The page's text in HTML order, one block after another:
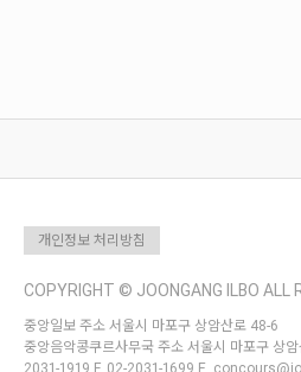
개인정보 처리방침
COPYRIGHT © JOONGANG ILBO ALL
중앙일보 주소 서울시 마포구 상암산로 48-6
중앙음악콩쿠르사무국 주소 서울시 마포구 상
2031-1919 F. 02-2031-1699 E.